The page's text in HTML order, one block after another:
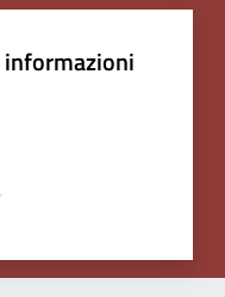
informazioni